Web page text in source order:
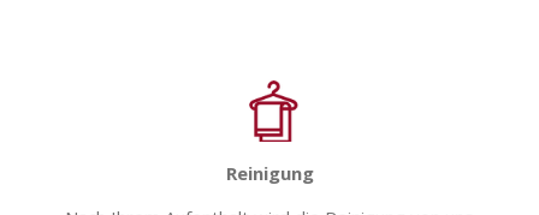
Reinigung